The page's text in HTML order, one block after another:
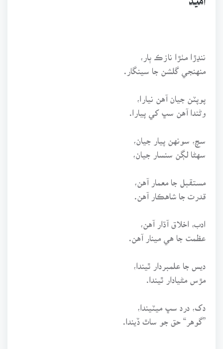
اميد
ننڍڙا مٺڙا نازڪ ٻار،
منهنجي گلشن جا سينگار.
پوپٽن جيان آهن نيارا،
وڻندا آهن سڀ کي پيارا.
سچ، سونهن پيار جيان،
سهڻا لڳن سنسار جيان،
مستقبل جا معمار آهن،
قدرت جا شاهڪار آهن.
ادب، اخلاق آڌار آهن،
عظمت جا هي مينار آهن.
ديس جا علمبردار ٿيندا،
مڙس مڻيادار ٿيندا.
دک، درد سڀ ميٽيندا،
”گوهر“ حق جو ساٿ ڏيندا.